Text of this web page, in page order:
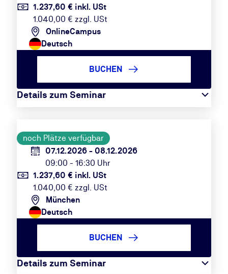
1.237,60 € inkl. USt
1.040,00 € zzgl. USt
OnlineCampus
Deutsch
Details zum Seminar
BUCHEN
noch Plätze verfügbar
07.12.2026 - 08.12.2026
09:00 - 16:30 Uhr
1.237,60 € inkl. USt
1.040,00 € zzgl. USt
München
Deutsch
Details zum Seminar
BUCHEN